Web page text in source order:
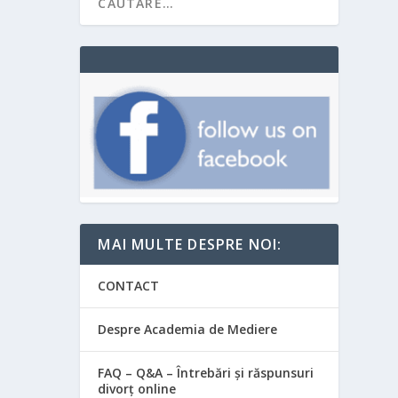
MAI MULTE DESPRE NOI:
CONTACT
Despre Academia de Mediere
FAQ – Q&A – Întrebări și răspunsuri
divorț online